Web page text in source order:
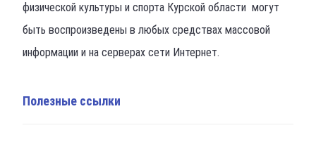
физической культуры и спорта Курской области могут
быть воспроизведены в любых средствах массовой
информации и на серверах сети Интернет.
Полезные ссылки